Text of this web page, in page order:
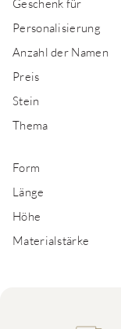
Geschenk für
Personalisierung
Anzahl der Namen
Preis
Stein
Thema
Form
Länge
Höhe
Materialstärke